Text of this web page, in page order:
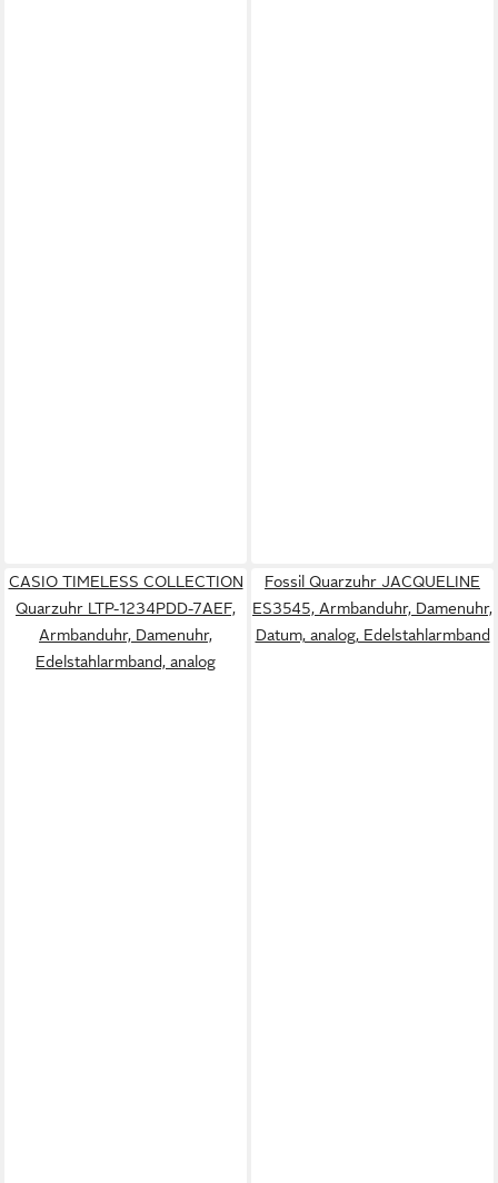
CASIO TIMELESS COLLECTION
Quarzuhr LTP-1234PDD-7AEF,
Armbanduhr, Damenuhr,
Edelstahlarmband, analog
Fossil Quarzuhr JACQUELINE
ES3545, Armbanduhr, Damenuhr,
Datum, analog, Edelstahlarmband